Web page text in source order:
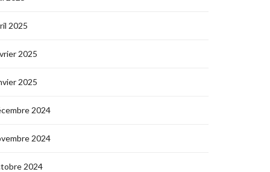
2025
2025
2025
2024
2024
2024